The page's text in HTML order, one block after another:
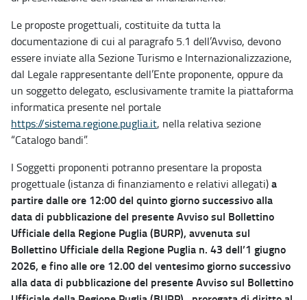
Le proposte progettuali, costituite da tutta la
documentazione di cui al paragrafo 5.1 dell’Avviso, devono
essere inviate alla Sezione Turismo e Internazionalizzazione,
dal Legale rappresentante dell’Ente proponente, oppure da
un soggetto delegato, esclusivamente tramite la piattaforma
informatica presente nel portale
https://sistema.regione.puglia.it, nella relativa sezione
“Catalogo bandi”.
I Soggetti proponenti potranno presentare la proposta
progettuale (istanza di finanziamento e relativi allegati)a
partire dalle ore 12:00 del quinto giorno successivo alla
data di pubblicazione del presente Avviso sul Bollettino
Ufficiale della Regione Puglia (BURP), avvenuta sul
Bollettino Ufficiale della Regione Puglia n. 43 dell’1 giugno
2026, e fino alle ore 12.00 del ventesimo giorno successivo
alla data di pubblicazione del presente Avviso sul Bollettino